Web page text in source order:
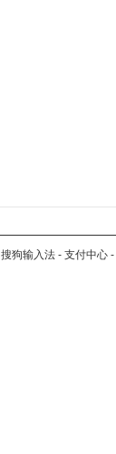
搜狗输入法 - 支付中心 -